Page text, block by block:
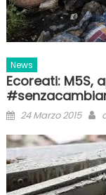
News
Ecoreati: M5S,
Posted
24 Marzo 2015